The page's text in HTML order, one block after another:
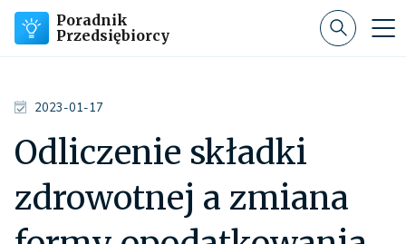
Poradnik
Przedsiębiorcy
2023-01-17
Odliczenie składki
zdrowotnej a zmiana